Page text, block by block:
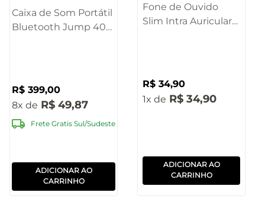
Caixa de Som Portátil
Bluetooth Jump 40w
R$ 399,00
8
R$ 49,87
Frete Gratis Sul/Sudeste
ADICIONAR AO
CARRINHO
Fone de Ouvido
Slim Intra Auricular
R$ 34,90
1
R$ 34,90
ADICIONAR AO
CARRINHO